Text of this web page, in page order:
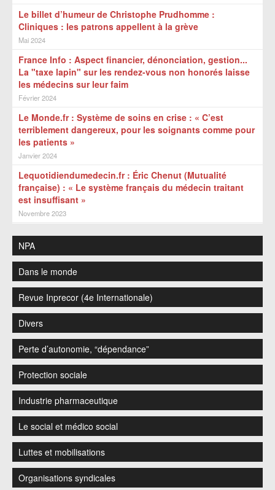
Le billet d’humeur de Christophe Prudhomme :
Cliniques : les patrons appellent à la grève
Mai 2024
France Info : Aspect financier, dénonciation, gestion...
La "taxe lapin" sur les rendez-vous non honorés laisse
les médecins sur leur faim
Février 2024
Le Monde.fr : Système de soins en crise : « C’est
terriblement dangereux, pour les soignants comme pour
les patients »
Janvier 2024
Lequotidiendumedecin.fr : Éric Chenut (Mutualité
française) : « Le système français du médecin traitant
est insuffisant »
Novembre 2023
NPA
Dans le monde
Revue Inprecor (4e Internationale)
Divers
Perte d’autonomie, “dépendance”
Protection sociale
Industrie pharmaceutique
Le social et médico social
Luttes et mobilisations
Organisations syndicales